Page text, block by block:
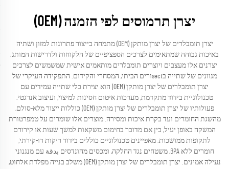
יצרן תרמוסים לפי הזמנה (OEM)
יצרן תומבלרים של יצרן מותקן (OEM) מתמחה בייצור פתרונות למזון ושתיה
באיכות גבוהה שמתאימים לצרכים הספציפיים של הלקוחות ולדרישות המותג.
יצרנים אלו מעצבים ויוצרים תומבלרים מותאמים אישית שמשמשים לצרכים
מגוונים של שתייה בsectורים הביתי, המסחרי והקידום. התפקידה העיקרי של
יצרן תומבלרים של יצרן מותקן (OEM) הוא יצירת כלי שתייה עמידים עם
טכנולוגיית בידוד מתקדמת, מערכות איטום חסינות למיצוי, ועיצוב אנרגטי.
פעולותיו של יצרן תומבלרים של יצרן מותקן (OEM) כוללות ייצור מלא-סולם,
מהשגת החומרים ועד בקרת איכות ומסירה. מוצרים אלו שומרים על טמפרטורת
המשקה באופן יעיל, בין אם מדובר בחימום משקאות למשך שעות או קירורם
לתקופות ממושכות. מאפיינים טכנולוגיים כוללים בידוד ריקות דו-קירתי,
חומרים ללא BPA, משטחים נגד החלקה, ומכסים מהונדסים بدقة עם מנגנוני
נעילה אמינים. יצרן תומבלרים של יצרן מותקן (OEM) משלב בנייה מפלדת אלחוט,